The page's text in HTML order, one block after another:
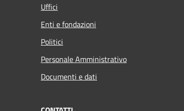
Uffici
Enti e fondazioni
Politici
Personale Amministrativo
Documenti e dati